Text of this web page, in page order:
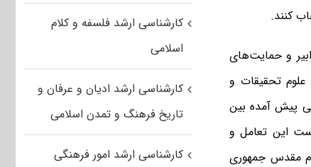
کنند.
و حمایت‌های
تحقیقات و
پیش آمده بین
این تعامل و
مقدس جمهوری
کارشناسی ارشد فلسفه و کلام
اسلامی
کارشناسی ارشد ادیان و عرفان و
تاریخ فرهنگ و تمدن اسلامی
کارشناسی ارشد امور فرهنگی